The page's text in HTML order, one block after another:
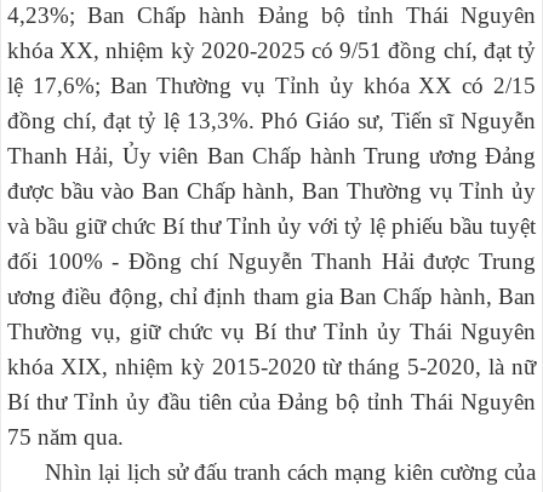
4,23%; Ban Chấp hành Đảng bộ tỉnh Thái Nguyên
khóa XX, nhiệm kỳ 2020-2025 có 9/51 đồng chí, đạt tỷ
lệ 17,6%; Ban Thường vụ Tỉnh ủy khóa XX có 2/15
đồng chí, đạt tỷ lệ 13,3%. Phó Giáo sư, Tiến sĩ Nguyễn
Thanh Hải, Ủy viên Ban Chấp hành Trung ương Đảng
được bầu vào Ban Chấp hành, Ban Thường vụ Tỉnh ủy
và bầu giữ chức Bí thư Tỉnh ủy với tỷ lệ phiếu bầu tuyệt
đối 100% - Đồng chí Nguyễn Thanh Hải được Trung
ương điều động, chỉ định tham gia Ban Chấp hành, Ban
Thường vụ, giữ chức vụ Bí thư Tỉnh ủy Thái Nguyên
khóa XIX, nhiệm kỳ 2015-2020 từ tháng 5-2020, là nữ
Bí thư Tỉnh ủy đầu tiên của Đảng bộ tỉnh Thái Nguyên
75 năm qua.
Nhìn lại lịch sử đấu tranh cách mạng kiên cường của